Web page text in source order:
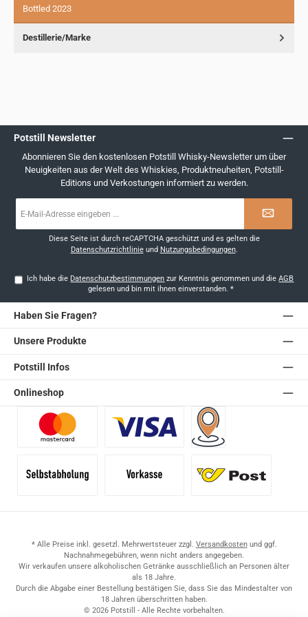
Bottled 2023
Destillerie/Marke
Potstill Newsletter
Abonnieren Sie den kostenlosen Potstill Whisky-Newsletter um über
Neuigkeiten aus der Welt des Whiskies, Produktneuheiten, Potstill-
Editions und Verkostungen informiert zu werden.
Mail-
Diese Seite ist durch reCAPTCHA geschützt und es gelten die
Datenschutzrichtlinieund Nutzungsbedingungen.
Ich habe die Datenschutzbestimmungen zur Kenntnis genommen und dieAGB
gelesen und bin mit ihnen einverstanden. *
Haben Sie Fragen?
Unsere Produkte
Potstill Infos
Onlineshop
* Alle Preise inkl. gesetzl. Mehrwertsteuer zzgl. Versandkostenund ggf.
Nachnahmegebühren, wenn nicht anders angegeben.
Wir verkaufen unsere alkoholischen Getränke ausschließlich an Personen älter
als 18 Jahre.
Durch die Abgabe einer Bestellung bestätigen Sie, dass Sie das Mindestalter von
18 Jahren überschritten haben.
© 2026 Potstill - Alle Rechte vorbehalten.